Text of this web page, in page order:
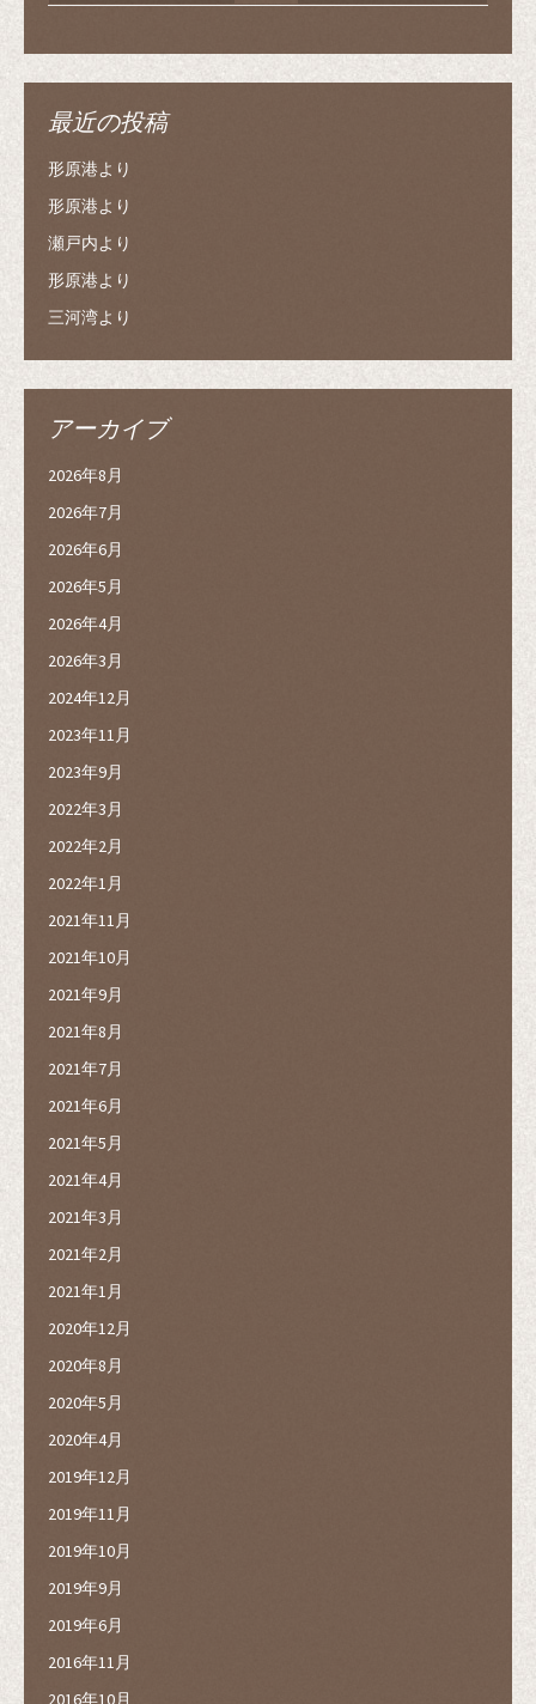
最近の投稿
形原港より
形原港より
瀬戸内より
形原港より
三河湾より
アーカイブ
2026年8月
2026年7月
2026年6月
2026年5月
2026年4月
2026年3月
2024年12月
2023年11月
2023年9月
2022年3月
2022年2月
2022年1月
2021年11月
2021年10月
2021年9月
2021年8月
2021年7月
2021年6月
2021年5月
2021年4月
2021年3月
2021年2月
2021年1月
2020年12月
2020年8月
2020年5月
2020年4月
2019年12月
2019年11月
2019年10月
2019年9月
2019年6月
2016年11月
2016年10月